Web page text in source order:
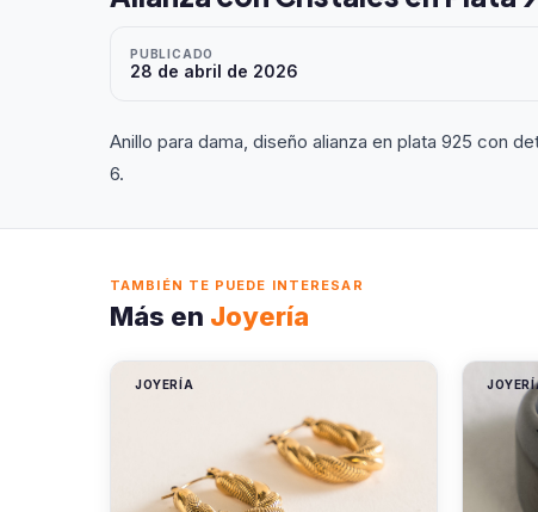
PUBLICADO
28 de abril de 2026
Anillo para dama, diseño alianza en plata 925 con
6.
TAMBIÉN TE PUEDE INTERESAR
Más en Joyería
JOYERÍA